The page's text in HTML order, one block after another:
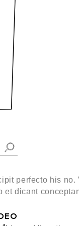
perfecto his no.
dicant